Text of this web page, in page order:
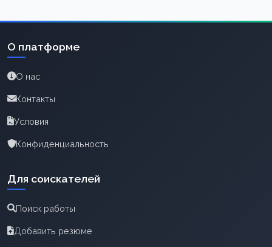
О платформе
О нас
Контакты
Условия
Конфиденциальность
Для соискателей
Поиск работы
Добавить резюме